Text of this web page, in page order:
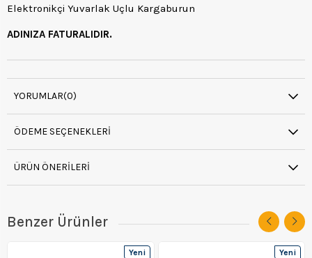
Elektronikçi Yuvarlak Uçlu Kargaburun
ADINIZA FATURALIDIR.
YORUMLAR(0)
ÖDEME SEÇENEKLERI
ÜRÜN ÖNERILERI
Benzer Ürünler
Yeni
Yeni